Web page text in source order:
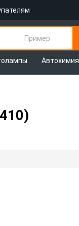
Пример
Автохимия